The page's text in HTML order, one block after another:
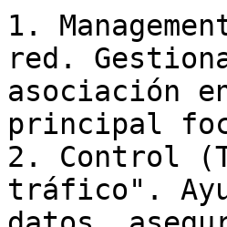
1.
red.
asociación
principal
2. Control
tráfico".